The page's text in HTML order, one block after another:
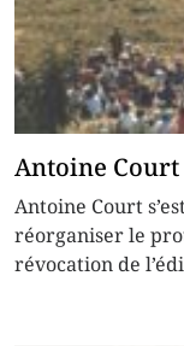
Antoine Court
Antoine Court
réorganiser le
révocation de